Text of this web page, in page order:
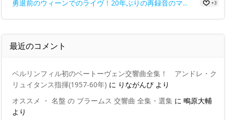
勇退前のウィーンでのライヴ！20年ぶりの再録音のマ... +3
最近のコメント
ベルリンフィル初のベートーヴェン交響曲全集！ アンドレ・ク
リュイタンス指揮(1957-60年) に りながんぴより
オススメ ・ 名盤 の ブラームス 交響曲 全集・選集 に 鴫原大輔
より